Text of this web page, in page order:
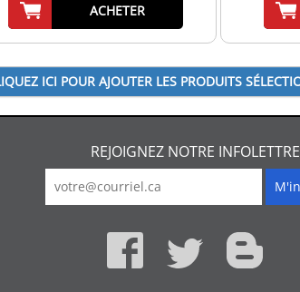
ACHETER
REJOIGNEZ NOTRE INFOLETTRE